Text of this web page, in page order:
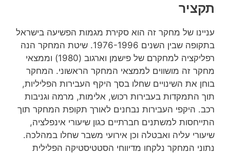
תקציר
עניינו של מחקר זה הוא סקירת מגמות הפשיעה בישראל
בתקופה שבין השנים 1976-1996. שיטת המחקר הנה
רפליקציה למחקרם של פישמן וארגוב (1980) וממצאי
מחקר זה מושווים לממצאי המחקר הראשוני. המחקר
בוחן את השינויים שחלו בסך היקף העבירות הפליליות,
תוך התמקדות בעבירות רכוש, אלימות, מרמה וגניבות
רכב. היקפי העבירות נבחנים לאורך תקופת המחקר תוך
התייחסות למשתנים חברתיים כגון שיעורי אינפלציה,
שיעורי עליה ואבטלה וכן אירועי משבר שחלו במהלכה.
נתוני המחקר נלקחו מדיווחי הסטטיסטיקה הפלילית